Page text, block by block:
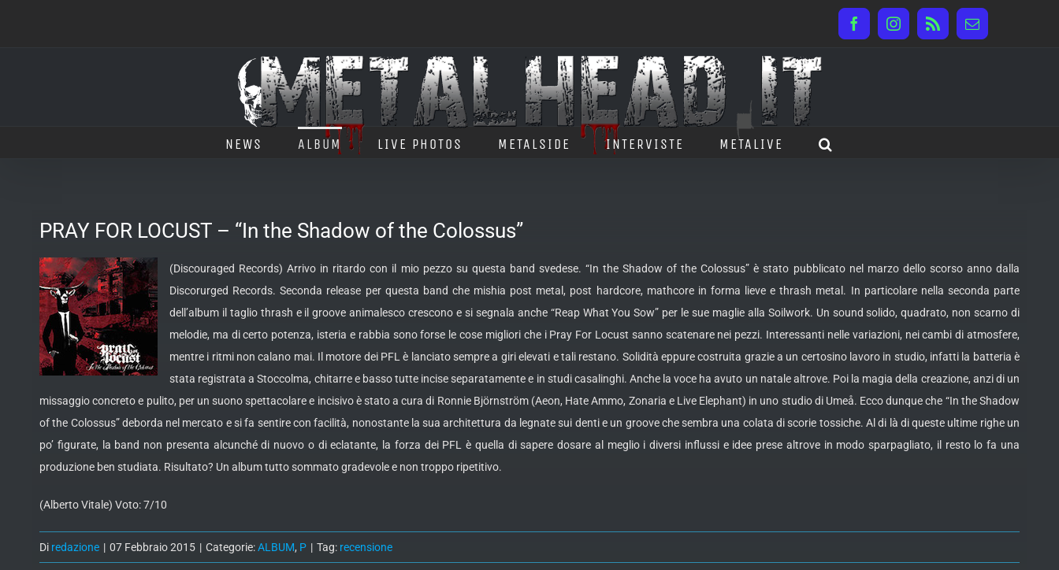
FacebookInstagram
Rss Email
NEWS ALBUM LIVE PHOTOS METALSIDE INTERVISTE METALIVE
PRAY FOR LOCUST – “In the Shadow of the Colossus”
(Discouraged Records) Arrivo in ritardo con il mio pezzo su questa band svedese. “In the Shadow of the Colossus” è stato pubblicato nel marzo dello scorso anno dalla
Discorurged Records. Seconda release per questa band che mishia post metal, post hardcore, mathcorein forma lieve e thrash metal. In particolare nella seconda parte
dell’album il taglio thrash e il groove animalesco crescono e si segnala anche “Reap What You Sow” per le sue maglie alla Soilwork. Un sound solido, quadrato, non scarno di
melodie, ma di certo potenza, isteria e rabbia sono forse le cose migliori che i Pray For Locust sanno scatenare nei pezzi. Interessanti nelle variazioni, nei cambi di atmosfere,
mentre i ritmi non calano mai. Il motore dei PFL è lanciato sempre a giri elevati e tali restano. Solidità eppure costruita grazie a un certosino lavoro in studio, infatti la batteria è
stata registrata a Stoccolma, chitarre e basso tutte incise separatamente e in studi casalinghi. Anche la voce ha avuto un natale altrove. Poi la magia della creazione, anzi di un
missaggio concreto e pulito, per un suono spettacolare e incisivo è stato a cura di Ronnie Björnström (Aeon, Hate Ammo, Zonaria e Live Elephant) in uno studio di Umeå. Ecco dunque che “In the Shadow
of the Colossus” deborda nel mercato e si fa sentire con facilità, nonostante la sua architettura da legnate sui denti e un groove che sembra una colata di scorie tossiche. Al di là di queste ultime righe un
po’ figurate, la band non presenta alcunché di nuovo o di eclatante, la forza dei PFL è quella di sapere dosare al meglio i diversi influssi e idee prese altrove in modo sparpagliato, il resto lo fa una
produzione ben studiata. Risultato? Un album tutto sommato gradevole e non troppo ripetitivo.
(Alberto Vitale) Voto: 7/10
Di redazione | 07 Febbraio 2015 | Categorie:ALBUM, P | Tag: recensione